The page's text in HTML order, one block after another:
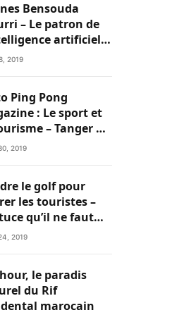
Bensouda
– Le patron de
artificielle
Marocain
2019
Ping Pong
: Le sport et
– Tanger a
pour réussir!
2019
le golf pour
les touristes –
qu’il ne faut
négliger
2019
le paradis
du Rif
marocain